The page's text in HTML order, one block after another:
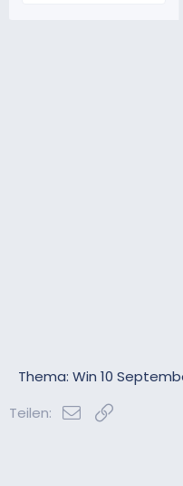
Thema: Win 10
Teilen:
E-Mail